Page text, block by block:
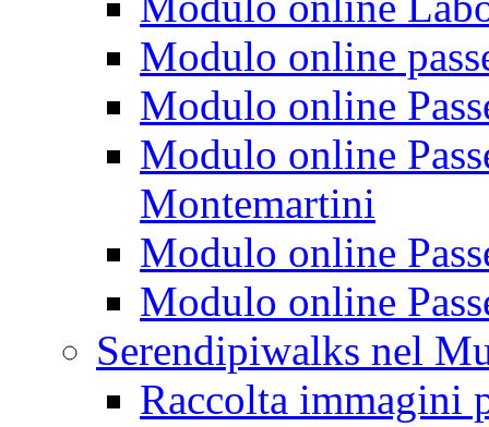
Modulo online
Modulo online
Modulo online
Montemartini
Modulo online
Modulo online
Serendipiwalks nel
Raccolta immagini